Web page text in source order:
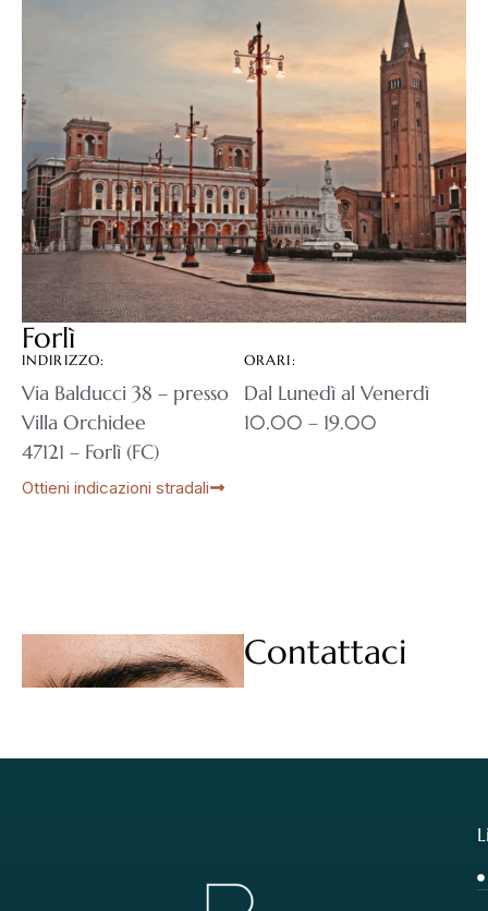
Forlì
INDIRIZZO:
Via Balducci 38 – presso
Villa Orchidee
47121 – Forlì (FC)
ORARI:
Dal Lunedì al Venerdì
10.00 – 19.00
Ottieni indicazioni stradali
Contattaci